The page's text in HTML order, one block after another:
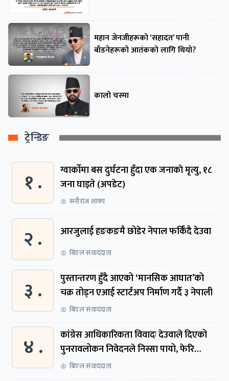
महान जेनजीहरूको ‘सहादत’ पानी
बाँडनेहरूको आतंकको लागि थियो?
कालो चस्मा
ट्रेन्डिङ
१ .
ग्वार्काेमा बस दुर्घटना हुँदा एक जनाकाे मृत्यु, १८
जना घाइते (अपडेट)
सनीराज शाक्य
२ . आरजुलाई हङकङमै छोडेर नेपाल फर्किँदै देउवा
बिएल संवाददाता
३ .
पुस्तान्तरण हुँदै आएको ‘मानसिक आघात’को
चक्र तोड्न एआई स्टार्टअप निर्माण गर्दै ३ नेपाली
बिएल संवाददाता
४ .
कांग्रेस आधिकारिकता विवादः देउवाले दिएको
पुनरावलोकन निवेदनले निस्सा पायो, फेरि
सुरुदेखि सुनुवाइ हुने
बिएल संवाददाता